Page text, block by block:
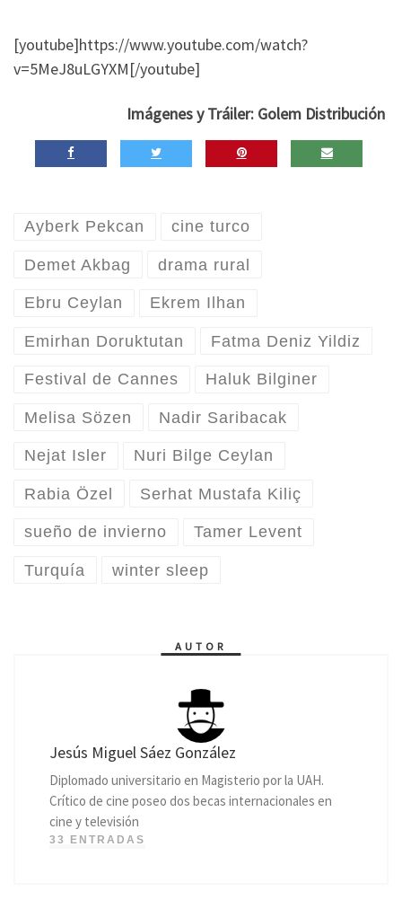
[youtube]https://www.youtube.com/watch?
v=5MeJ8uLGYXM[/youtube]
Imágenes y Tráiler: Golem Distribución
Ayberk Pekcan cine turco
Demet Akbag drama rural
Ebru Ceylan Ekrem Ilhan
Emirhan Doruktutan Fatma Deniz Yildiz
Festival de Cannes Haluk Bilginer
Melisa Sözen Nadir Saribacak
Nejat Isler Nuri Bilge Ceylan
Rabia Özel Serhat Mustafa Kiliç
sueño de invierno Tamer Levent
Turquía winter sleep
AUTOR
Jesús Miguel Sáez González
Diplomado universitario en Magisterio por la UAH.
Crítico de cine poseo dos becas internacionales en
cine y televisión
33 ENTRADAS